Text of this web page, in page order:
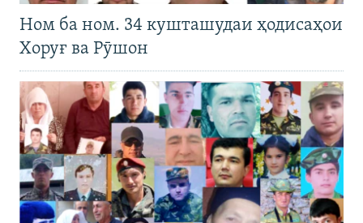
Ном ба ном. 34 кушташудаи ҳодисаҳои
Хоруғ ва Рӯшон